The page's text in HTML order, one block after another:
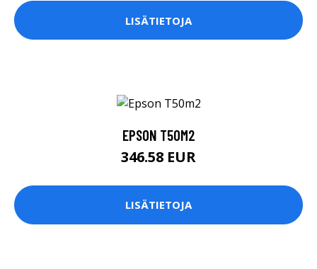
LISÄTIETOJA
EPSON T50M2
346.58 EUR
LISÄTIETOJA